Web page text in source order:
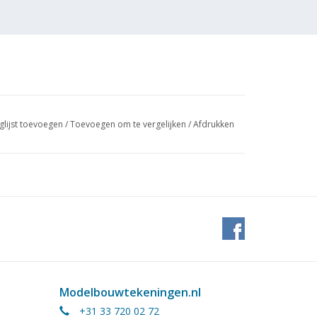
toevoegen /Toevoegen om te vergelijken /Afdrukken
Modelbouwtekeningen.nl
+31 33 720 02 72